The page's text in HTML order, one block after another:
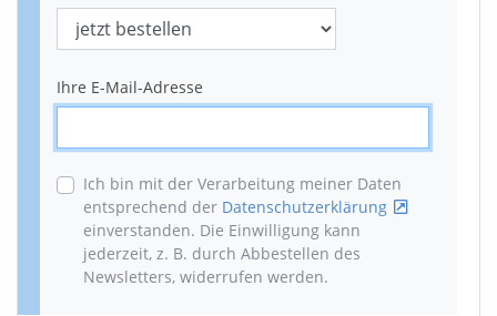
Ihre E-Mail-Adresse
Ich bin mit der Verarbeitung meiner Daten
entsprechend der Datenschutzerklärung
einverstanden. Die Einwilligung kann
jederzeit, z. B. durch Abbestellen des
Newsletters, widerrufen werden.